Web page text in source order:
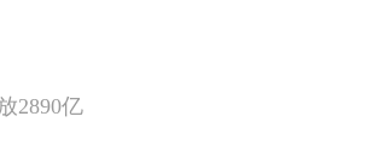
2890亿